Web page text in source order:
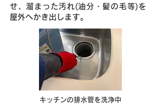
せ、溜まった汚れ(油分・髪の毛等)を
屋外へかき出します。
キッチンの排水管を洗浄中